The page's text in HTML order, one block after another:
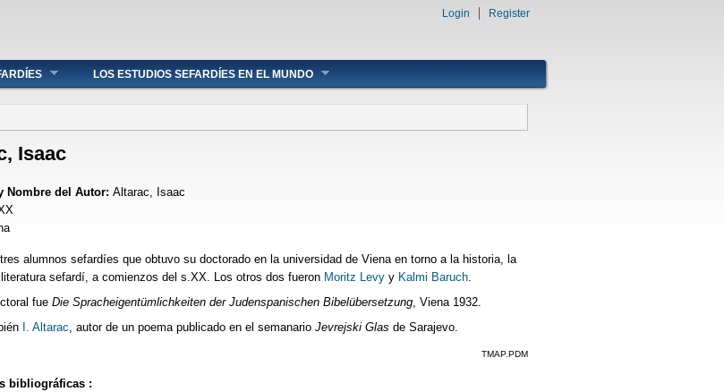
Login Register
LOS ESTUDIOS SEFARDÍES EN EL MUNDO
usted aquí
Isaac
Nombre del Autor: Altarac, Isaac
alumnos sefardíes que obtuvo su doctorado en la universidad de Viena en torno a la historia, la
sefardí, a comienzos del s.XX. Los otros dos fueron Moritz Levy y Kalmi Baruch
fue Die Spracheigentümlichkeiten der Judenspanischen Bibelübersetzung , Viena 1932.
I. Altarac, autor de un poema publicado en el semanario Jevrejski Glas de Sarajevo.
TMAP.PDM
bibliográficas :